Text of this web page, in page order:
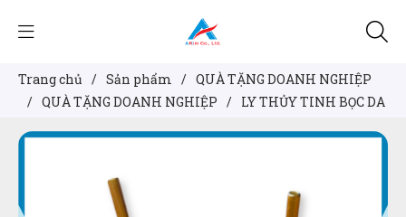
Trang chủ / Sản phẩm / QUÀ TẶNG DOANH NGHIỆP
/ QUÀ TẶNG DOANH NGHIỆP / LY THỦY TINH BỌC DA